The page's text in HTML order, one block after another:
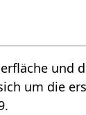
und
um die